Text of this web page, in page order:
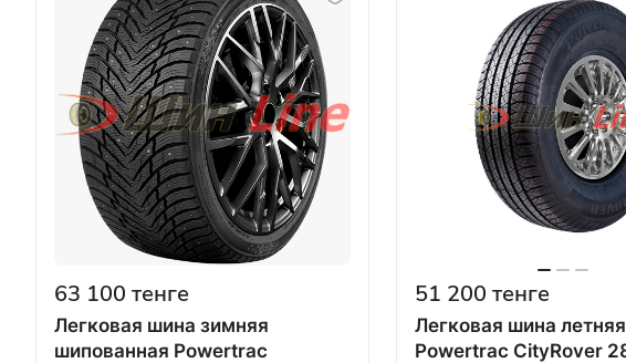
63 100 тенге
Легковая шина зимняя
шипованная Powertrac
51 200 тенге
Легковая шина летняя
Powertrac CityRover